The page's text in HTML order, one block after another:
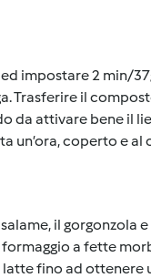
ed impostare 2 min/
Trasferire il
da attivare bene il
un’ora, coperto e al
il gorgonzola
formaggio a fette
fino ad ottenere